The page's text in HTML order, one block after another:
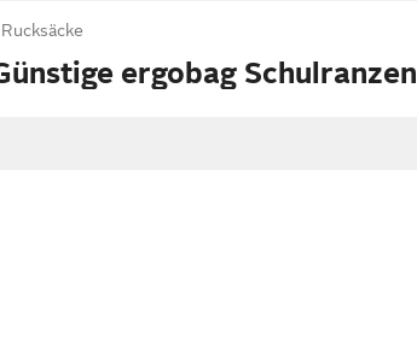
Rucksäcke
ergobag Schulranzen